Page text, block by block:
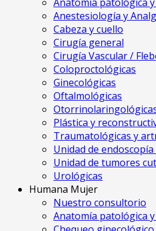
Anestesiología y
Cabeza y cuello
Cirugía general
Cirugía Vascular /
Coloproctológicas
Ginecológicas
Oftalmológicas
Plástica y
Traumatológicas y
Unidad de
Unidad de tumores
Urológicas
Humana Mujer
Nuestro consultorio
Anatomía patológica